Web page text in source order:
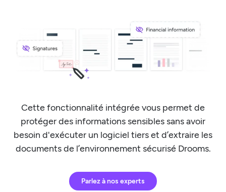
Cette fonctionnalité intégrée vous permet de
protéger des informations sensibles sans avoir
besoin d'exécuter un logiciel tiers et d’extraire les
documents de l’environnement sécurisé Drooms.
Parlez à nos experts